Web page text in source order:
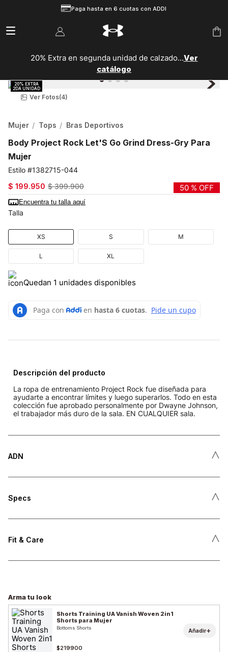
Paga hasta en 6 cuotas con ADDI
20% Extra en segunda unidad de calzado...Ver
catálogo
Ver Fotos(4)
Mujer Tops Bras Deportivos
Body Project Rock Let'S Go Grind Dress-Gry Para
Mujer
1382715-044
$ 199.950 $ 399.900 50 % OFF
Encuentra tu talla aquí
Talla
XS S M
L XL
Quedan 1 unidades disponibles
Descripción del producto
La ropa de entrenamiento Project Rock fue diseñada para
ayudarte a encontrar límites y luego superarlos. Todo en esta
colección fue aprobado personalmente por Dwayne Johnson,
el trabajador más duro de la sala. EN CUALQUIER sala.
ADN ˄
Specs ˄
Fit & Care ˄
Arma tu look
Shorts Training UA Vanish Woven 2in1
Shorts para Mujer
Bottoms Shorts
$219900
Añadir+